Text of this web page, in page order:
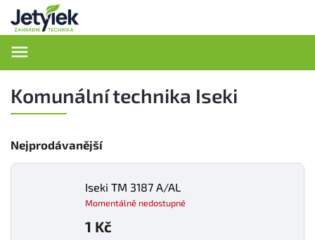
Komunální technika Iseki
Nejprodávanější
Iseki TM 3187 A/AL
Momentálně nedostupné
1 Kč